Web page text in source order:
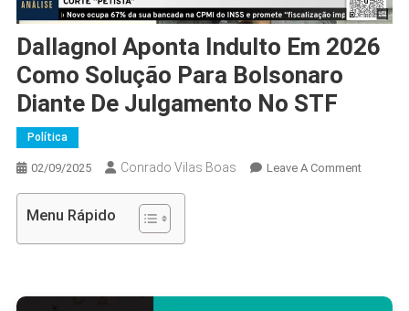
Dallagnol Aponta Indulto Em 2026
Como Solução Para Bolsonaro
Diante De Julgamento No STF
Política
02/09/2025 Conrado Vilas Boas Leave A CommentOn
Como
Menu Rápido